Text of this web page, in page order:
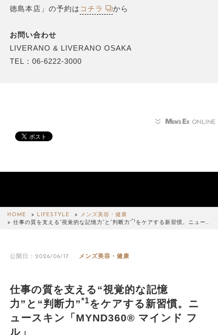
徳島本店」の予約は コチラ から
お問い合わせ
LIVERANO & LIVERANO OSAKA
TEL：06-6222-3000
HOME LIFESTYLE
メンズ美容・健康
仕事の質を支える“視覚的な記憶力”と“判断力”*1 をケアする新習慣。ニュー…
公開日：2026/06/17 メンズ美容・健康
仕事の質を支える“視覚的な記憶
力”と“判断力”*1をケアする新習慣。ニ
ュースキン「MYND360® マインド フ
ル」